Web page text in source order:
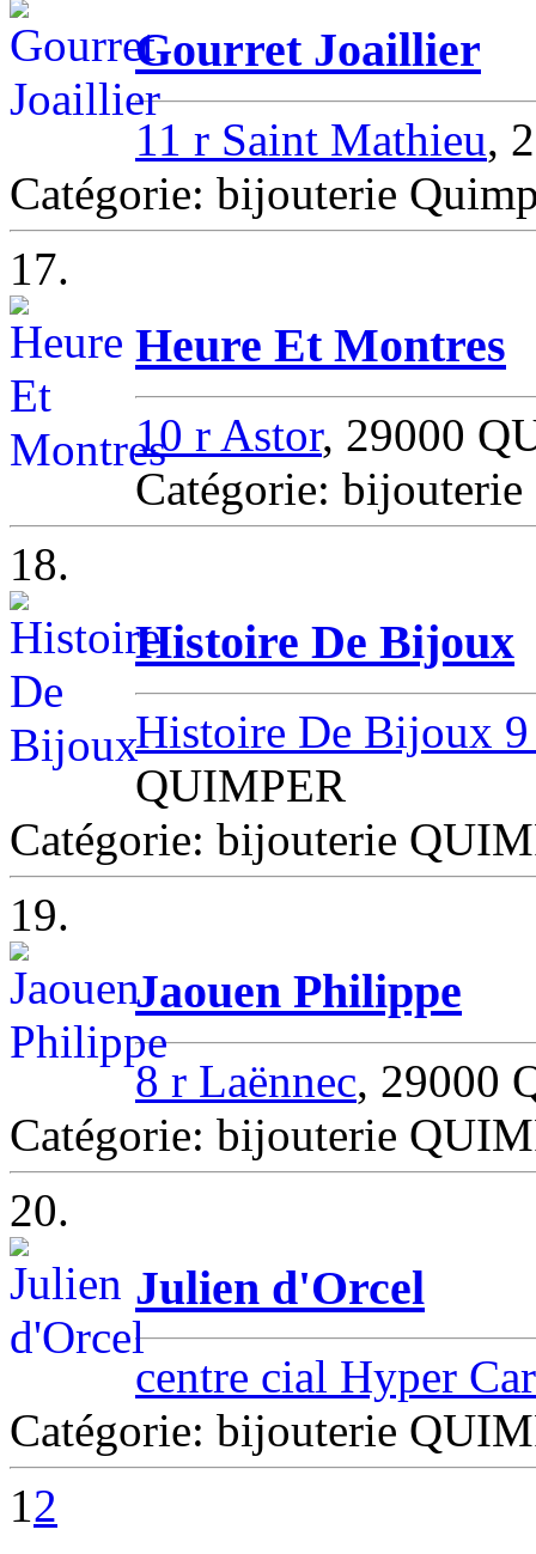
Gourret Joaillier
11 r Saint Mathieu,
Catégorie: bijouterie
17.
Heure Et Montres
10 r Astor, 29000
Catégorie:
18.
Histoire De Bijoux
Histoire De Bijoux 9
QUIMPER
Catégorie: bijouterie
19.
Jaouen Philippe
8 r Laënnec, 29000
Catégorie: bijouterie
20.
Julien d'Orcel
centre cial Hyper
Catégorie: bijouterie
12